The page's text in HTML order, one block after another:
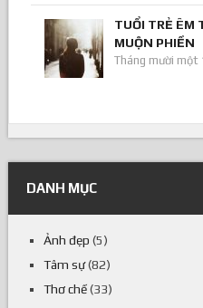
TUỔI TRẺ ÊM
MUỘN PHIỀN
Tháng mười một
DANH MỤC
Ảnh đẹp (5)
Tâm sự(82)
Thơ chế(33)